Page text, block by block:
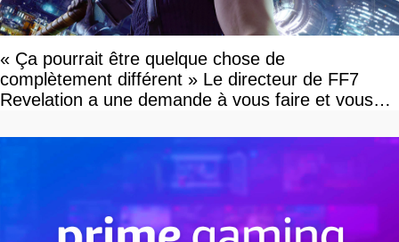
« Ça pourrait être quelque chose de
complètement différent » Le directeur de FF7
Revelation a une demande à vous faire et vous